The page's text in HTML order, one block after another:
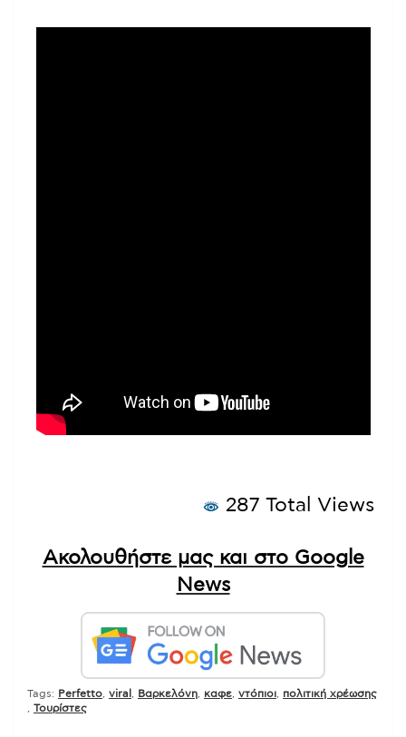
287 Total Views
Ακολουθήστε μας και στο Google
News
Tags: Perfetto viral Βαρκελόνη καφε ντόπιοι
πολιτική χρέωσης
Τουρίστες